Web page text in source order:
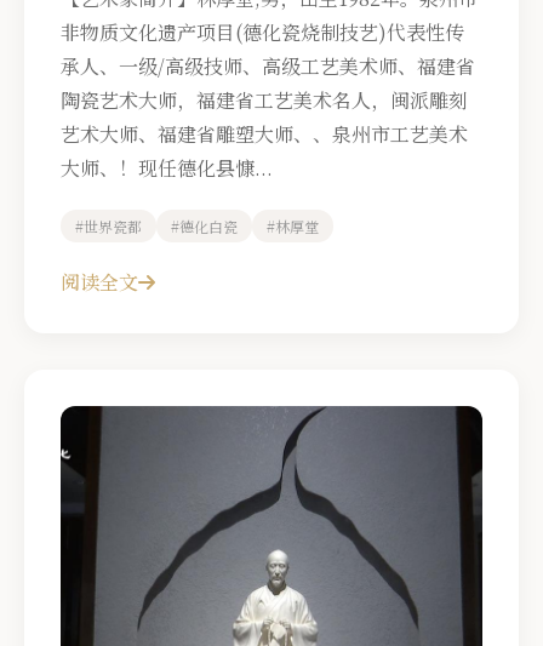
非物质文化遗产项目(德化瓷烧制技艺)代表性传
承人、一级/高级技师、高级工艺美术师、福建省
陶瓷艺术大师，福建省工艺美术名人，闽派雕刻
艺术大师、福建省雕塑大师、、泉州市工艺美术
大师、！现任德化县慷...
#世界瓷都 #德化白瓷 #林厚堂
阅读全文